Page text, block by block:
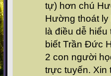
tự) hơn chú
Hường thoát
là điều dễ
biết Trần Đức
2 con người
trực tuyến. Xin